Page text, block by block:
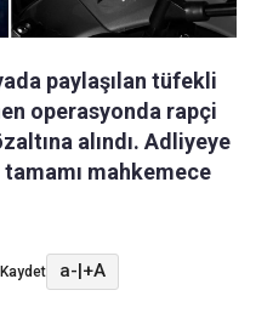
paylaşılan tüfekli
operasyonda rapçi
alındı. Adliyeye
mahkemece
Kaydet a- +A